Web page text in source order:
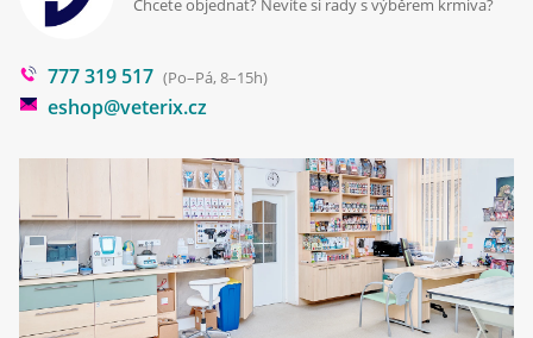
Poradna
Blog
Chcete objednat? Nevíte si rady s výběrem krmiva?
777 319 517 (Po–Pá, 8–15h)
eshop@veterix.cz